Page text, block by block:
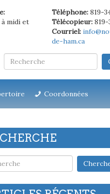
midi et
Téléphone:819-
Télécopieur:819-
Courriel:
de-ham.ca
Coordonnées